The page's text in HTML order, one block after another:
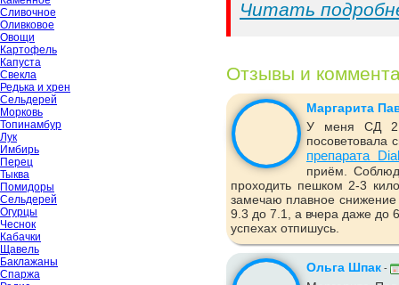
Сливочное
Оливковое
Овощи
Картофель
Капуста
Свекла
Редька и хрен
Сельдерей
Морковь
Топинамбур
Лук
Имбирь
Перец
Тыква
Помидоры
Сельдерей
Огурцы
Чеснок
Кабачки
Щавель
Баклажаны
Спаржа
Читать
Отзывы и
Маргарита
У меня СД 2
посоветовала
препарата
приём.
проходить пешком 2-3
замечаю плавное снижение
9.3 до 7.1, а вчера даже до
успехах отпишусь.
Ольга Шпак -